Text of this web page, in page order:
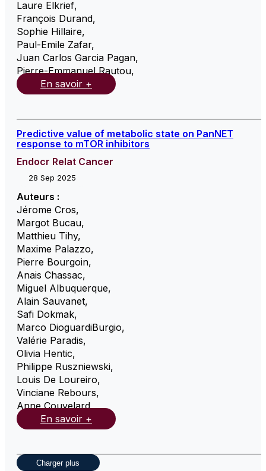
Laure Elkrief,
François Durand,
Sophie Hillaire,
Paul-Emile Zafar,
Juan Carlos Garcia Pagan,
Pierre-Emmanuel Rautou,
En savoir +
Predictive value of metabolic state on PanNET
response to mTOR inhibitors
Endocr Relat Cancer
28 Sep 2025
Auteurs :
Jérome Cros,
Margot Bucau,
Matthieu Tihy,
Maxime Palazzo,
Pierre Bourgoin,
Anais Chassac,
Miguel Albuquerque,
Alain Sauvanet,
Safi Dokmak,
Marco DioguardiBurgio,
Valérie Paradis,
Olivia Hentic,
Philippe Ruszniewski,
Louis De Loureiro,
Vinciane Rebours,
Anne Couvelard,
En savoir +
Charger plus